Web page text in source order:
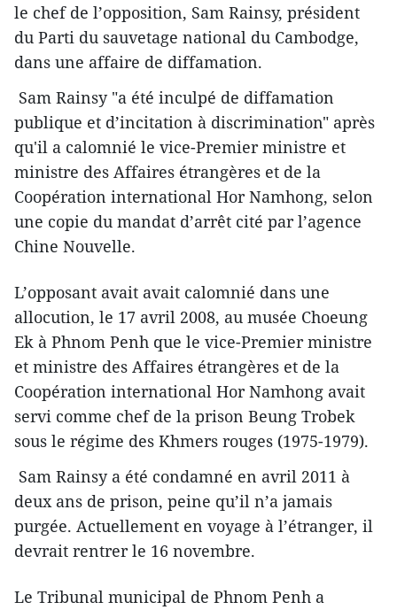
le chef de l’opposition, Sam Rainsy, président
du Parti du sauvetage national du Cambodge,
dans une affaire de diffamation.
Sam Rainsy "a été inculpé de diffamation
publique et d’incitation à discrimination" après
qu'il a calomnié le vice-Premier ministre et
ministre des Affaires étrangères et de la
Coopération international Hor Namhong, selon
une copie du mandat d’arrêt cité par l’agence
Chine Nouvelle.
L’opposant avait avait calomnié dans une
allocution, le 17 avril 2008, au musée Choeung
Ek à Phnom Penh que le vice-Premier ministre
et ministre des Affaires étrangères et de la
Coopération international Hor Namhong avait
servi comme chef de la prison Beung Trobek
sous le régime des Khmers rouges (1975-1979).
Sam Rainsy a été condamné en avril 2011 à
deux ans de prison, peine qu’il n’a jamais
purgée. Actuellement en voyage à l’étranger, il
devrait rentrer le 16 novembre.
Le Tribunal municipal de Phnom Penh a